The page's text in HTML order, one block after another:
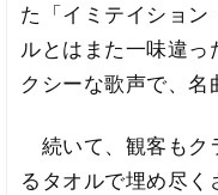
た「イミテイション
ルとはまた一味違っ
クシーな歌声で、名
続いて、観客もク
るタオルで埋め尽